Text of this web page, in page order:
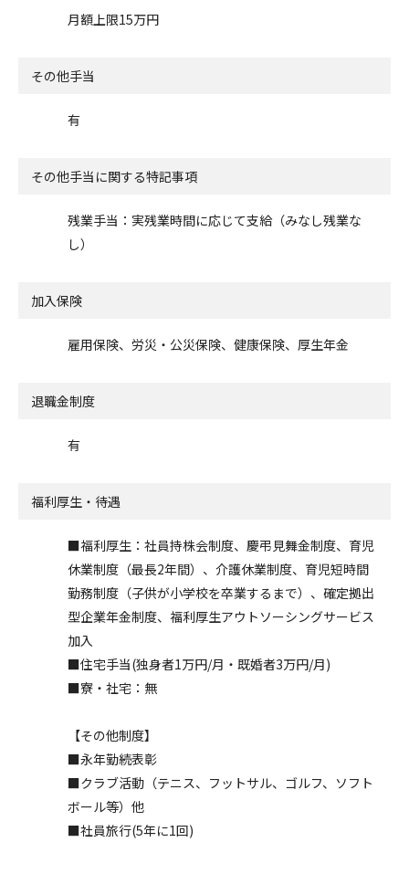
月額上限15万円
その他手当
有
その他手当に関する特記事項
残業手当：実残業時間に応じて支給（みなし残業な
し）
加入保険
雇用保険、労災・公災保険、健康保険、厚生年金
退職金制度
有
福利厚生・待遇
■福利厚生：社員持株会制度、慶弔見舞金制度、育児
休業制度（最長2年間）、介護休業制度、育児短時間
勤務制度（子供が小学校を卒業するまで）、確定拠出
型企業年金制度、福利厚生アウトソーシングサービス
加入
■住宅手当(独身者1万円/月・既婚者3万円/月)
■寮・社宅：無
【その他制度】
■永年勤続表彰
■クラブ活動（テニス、フットサル、ゴルフ、ソフト
ボール等）他
■社員旅行(5年に1回)